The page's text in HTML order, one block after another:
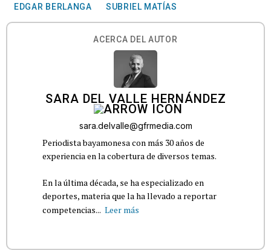
EDGAR BERLANGA SUBRIEL MATÍAS
ACERCA DEL AUTOR
SARA DEL VALLE HERNÁNDEZ
sara.delvalle@gfrmedia.com
Periodista bayamonesa con más 30 años de
experiencia en la cobertura de diversos temas.
En la última década, se ha especializado en
deportes, materia que la ha llevado a reportar
competencias... Leer más